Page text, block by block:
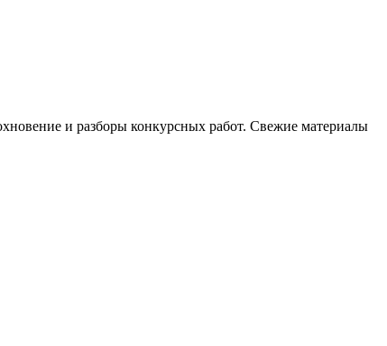
и разборы конкурсных работ. Свежие материалы